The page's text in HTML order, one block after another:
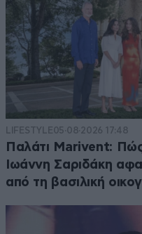
LIFESTYLE05·08·2026 17:48
Παλάτι Marivent:
Ιωάννη Σαριδάκη
από τη βασιλική